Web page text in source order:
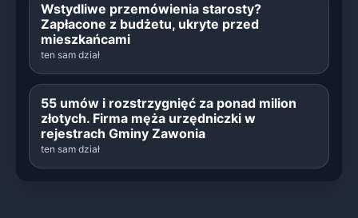
Wstydliwe przemówienia starosty?
Zapłacone z budżetu, ukryte przed
mieszkańcami
ten sam dział
55 umów i rozstrzygnięć za ponad milion
złotych. Firma męża urzędniczki w
rejestrach Gminy Zawonia
ten sam dział